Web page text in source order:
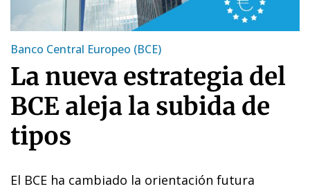
Banco Central Europeo (BCE)
La nueva estrategia del
BCE aleja la subida de
tipos
El BCE ha cambiado la orientación futura